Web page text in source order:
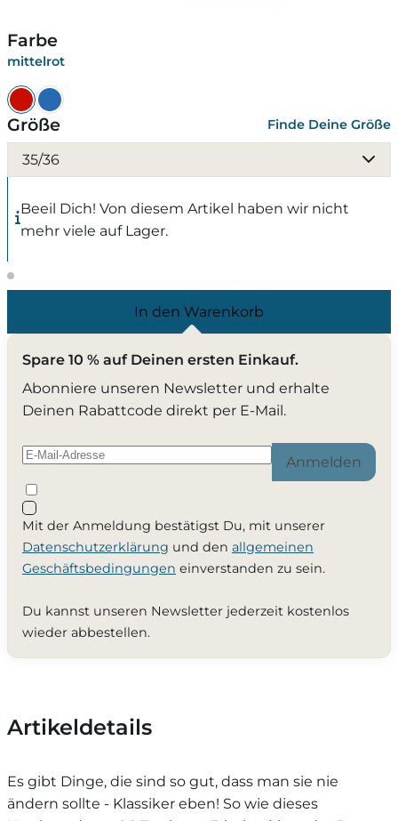
Farbe
mittelrot
Größe Finde Deine Größe
35/36
Beeil Dich! Von diesem Artikel haben wir nicht
mehr viele auf Lager.
In den Warenkorb
Spare 10 % auf Deinen ersten Einkauf.
Abonniere unseren Newsletter und erhalte
Deinen Rabattcode direkt per E-Mail.
Anmelden
Mit der Anmeldung bestätigst Du, mit unserer
Datenschutzerklärung und den allgemeinen
Geschäftsbedingungen einverstanden zu sein.
Du kannst unseren Newsletter jederzeit kostenlos
wieder abbestellen.
Artikeldetails
Es gibt Dinge, die sind so gut, dass man sie nie
ändern sollte - Klassiker eben! So wie dieses